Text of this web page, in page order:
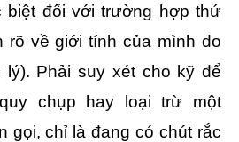
biệt đối với trường hợp thứ
rõ về giới tính của mình do
Phải suy xét cho kỹ để
chụp hay loại trừ một
gọi, chỉ là đang có chút rắc